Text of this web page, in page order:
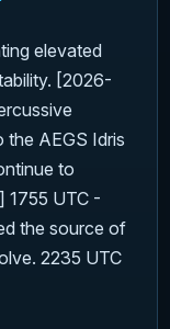
elevated
[2026-
the AEGS Idris
to
1755 UTC -
the source of
2235 UTC